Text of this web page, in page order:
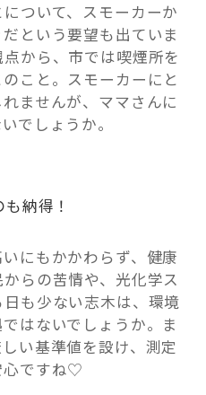
ついて、スモーカーか
という要望も出ていま
から、市では喫煙所を
こと。スモーカーにと
ませんが、ママさんに
でしょうか。
納得！
にもかかわらず、健康
らの苦情や、光化学ス
も少ない志木は、環境
はないでしょうか。ま
い基準値を設け、測定
心ですね♡